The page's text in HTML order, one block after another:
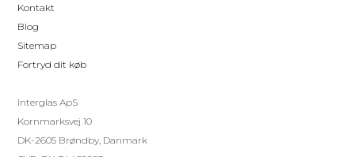
Kontakt
Blog
Sitemap
Fortryd dit køb
Interglas ApS
Kornmarksvej 10
DK-2605 Brøndby, Danmark